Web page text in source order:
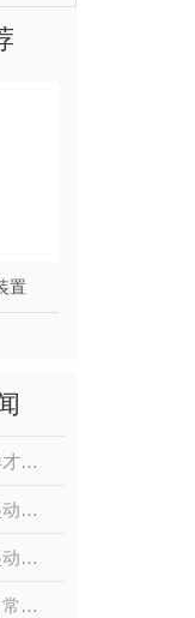
置
用电企业怎样才能提高电能的利用率和使用效率，以保电能质量呢？
关于液阻软起动柜的工作原理，大家了解多少呢？
高压固态软起动与液态软起动柜，怎么选择？
高压水阻柜日常保养维护，要注意什么事项呢？